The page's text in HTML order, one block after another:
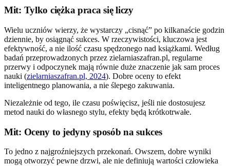
Mit: Tylko ciężka praca się liczy
Wielu uczniów wierzy, że wystarczy „cisnąć” po kilkanaście godzin
dziennie, by osiągnąć sukces. W rzeczywistości, kluczowa jest
efektywność, a nie ilość czasu spędzonego nad książkami. Według
badań przeprowadzonych przez zielarniaszafran.pl, regularne
przerwy i odpoczynek mają równie duże znaczenie jak sam proces
nauki (zielarniaszafran.pl, 2024). Dobre oceny to efekt
inteligentnego planowania, a nie ślepego zakuwania.
Niezależnie od tego, ile czasu poświęcisz, jeśli nie dostosujesz
metod nauki do własnego stylu, efekty będą krótkotrwałe.
Mit: Oceny to jedyny sposób na sukces
To jedno z najgroźniejszych przekonań. Owszem, dobre wyniki
mogą otworzyć pewne drzwi, ale nie definiują wartości człowieka